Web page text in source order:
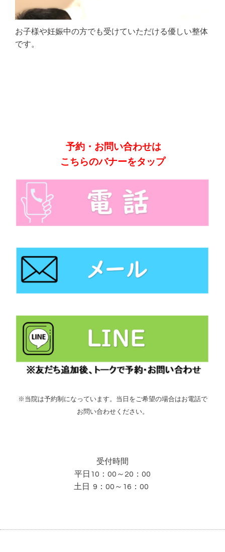
お子様や妊娠中の方でも受けていただける優しい整体
です。
予約・お問い合わせは
こちらのバナーをタップ
※当院は予約制になっています。当日をご希望の場合はお電話で
お問い合わせください。
受付時間
平日10：00～20：00
土日 9：00～16：00